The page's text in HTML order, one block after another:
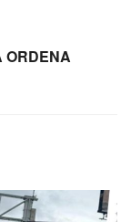
ORDENA